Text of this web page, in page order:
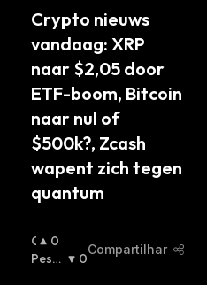
T
A
Crypto nieuws
vandaag: XRP
naar $2,05 door
ETF-boom, Bitcoin
naar nul of
$500k?, Zcash
wapent zich tegen
quantum
O
T
0
Pessi
0
Compartilhar